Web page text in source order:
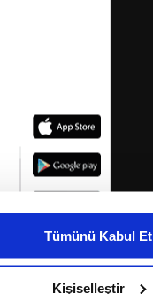
Tümünü Kabul Et
Kişiselleştir